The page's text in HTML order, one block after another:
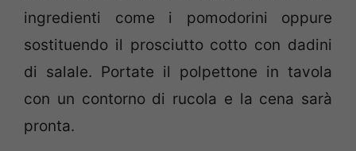
ingredienti come i pomodorini oppure
sostituendo il prosciutto cotto con dadini
di salale. Portate il polpettone in tavola
con un contorno di rucola e la cena sarà
pronta.